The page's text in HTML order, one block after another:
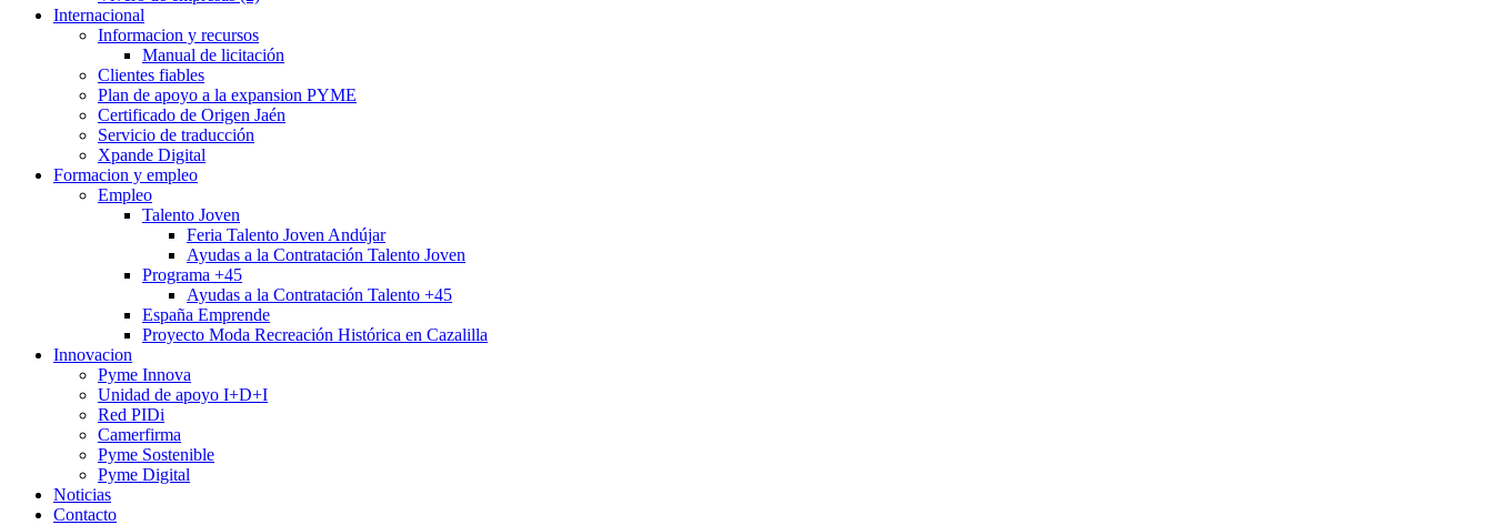
Internacional
Informacion y recursos
Manual de licitación
Clientes fiables
Plan de apoyo a la expansion PYME
Certificado de Origen Jaén
Servicio de traducción
Xpande Digital
Formacion y empleo
Empleo
Talento Joven
Feria Talento Joven Andújar
Ayudas a la Contratación Talento Joven
Programa +45
Ayudas a la Contratación Talento +45
España Emprende
Proyecto Moda Recreación Histórica en Cazalilla
Innovacion
Pyme Innova
Unidad de apoyo I+D+I
Red PIDi
Camerfirma
Pyme Sostenible
Pyme Digital
Noticias
Contacto